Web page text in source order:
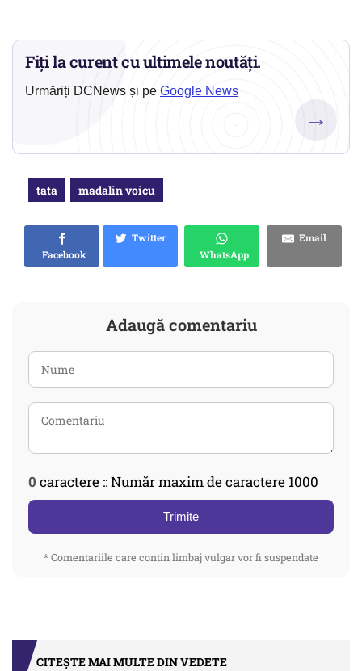
Fiți la curent cu ultimele noutăți.
Urmăriți DCNews și pe Google News
→
tata madalin voicu
Facebook
Twitter
WhatsApp
Email
Adaugă comentariu
0 caractere :: Număr maxim de caractere 1000
Trimite
* Comentariile care contin limbaj vulgar vor fi suspendate
CITEȘTE MAI MULTE DIN VEDETE